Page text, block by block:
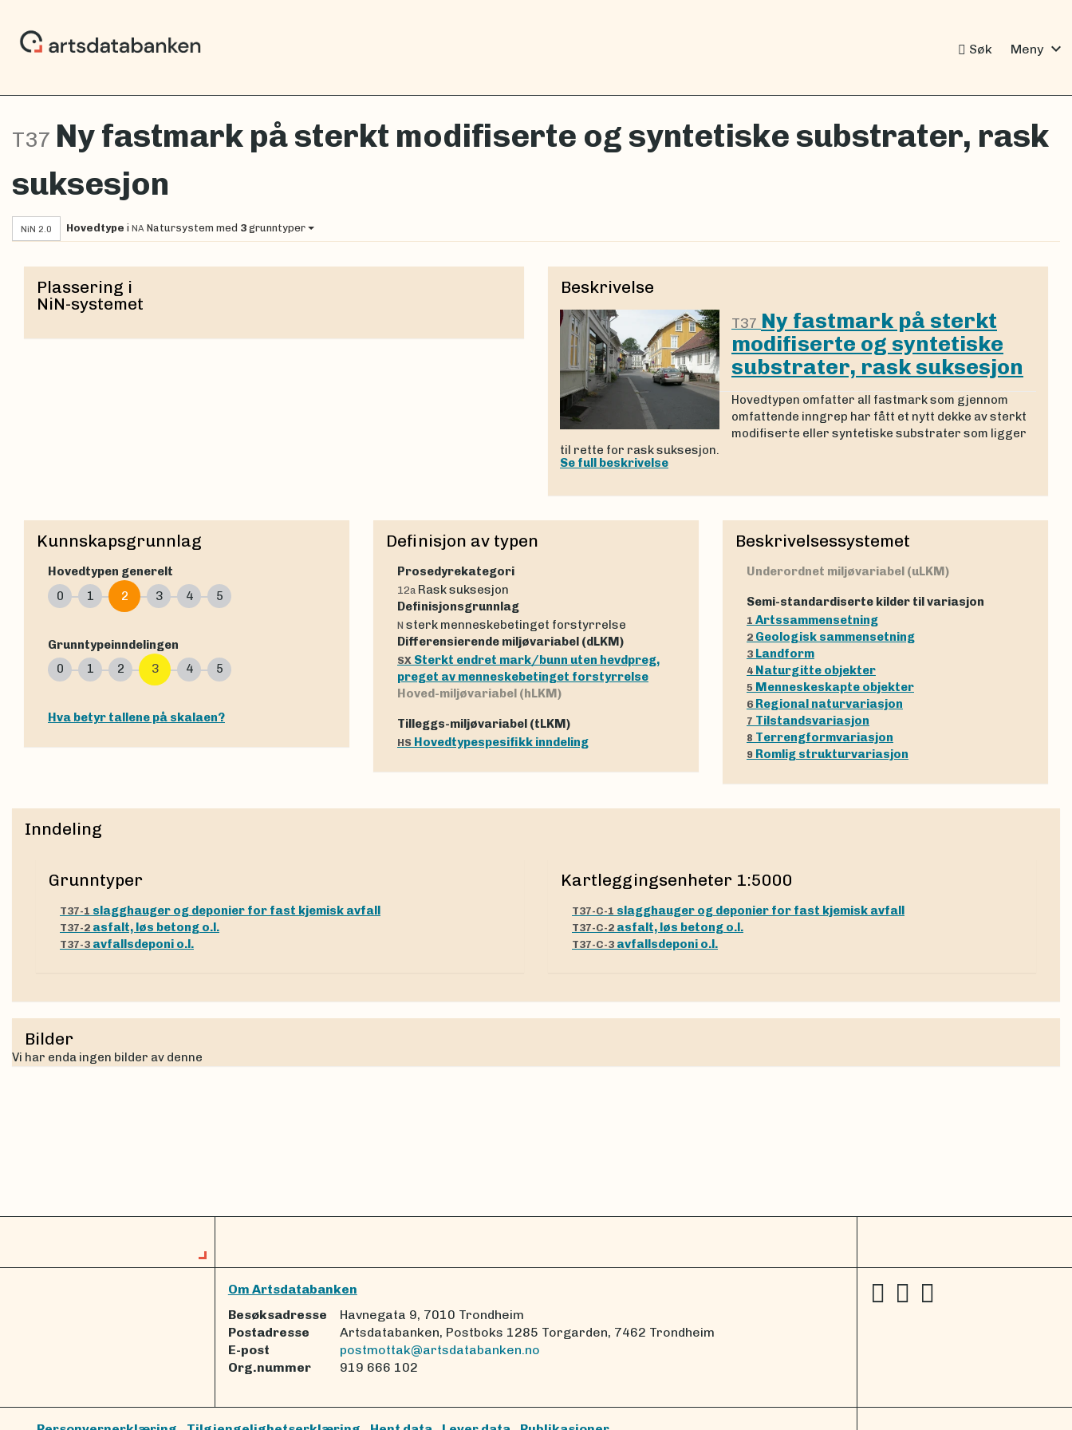
Søk Meny expand_more
T37 Ny fastmark på sterkt modifiserte og syntetiske substrater, rask
suksesjon
NiN 2.0 Hovedtype i NA Natursystem med 3 grunntyper
Plassering i
NiN-systemet
Beskrivelse
T37 Ny fastmark på sterkt
modifiserte og syntetiske
substrater, rask suksesjon
Hovedtypen omfatter all fastmark som gjennom
omfattende inngrep har fått et nytt dekke av sterkt
modifiserte eller syntetiske substrater som ligger
til rette for rask suksesjon.
Se full beskrivelse
Kunnskapsgrunnlag
Hovedtypen generelt
0
1 2 3 4 5
Grunntypeinndelingen
0
1 2 3 4 5
Hva betyr tallene på skalaen?
Definisjon av typen
Prosedyrekategori
12a Rask suksesjon
Definisjonsgrunnlag
N sterk menneskebetinget forstyrrelse
Differensierende miljøvariabel (dLKM)
SX Sterkt endret mark/bunn uten hevdpreg,
preget av menneskebetinget forstyrrelse
Hoved-miljøvariabel (hLKM)
Tilleggs-miljøvariabel (tLKM)
HS Hovedtypespesifikk inndeling
Beskrivelsessystemet
Underordnet miljøvariabel (uLKM)
Semi-standardiserte kilder til variasjon
1 Artssammensetning
2 Geologisk sammensetning
3 Landform
4 Naturgitte objekter
5 Menneskeskapte objekter
6 Regional naturvariasjon
7 Tilstandsvariasjon
8 Terrengformvariasjon
9 Romlig strukturvariasjon
Inndeling
Grunntyper
T37-1 slagghauger og deponier for fast kjemisk avfall
T37-2 asfalt, løs betong o.l.
T37-3 avfallsdeponi o.l.
Kartleggingsenheter 1:5000
T37-C-1 slagghauger og deponier for fast kjemisk avfall
T37-C-2 asfalt, løs betong o.l.
T37-C-3 avfallsdeponi o.l.
Bilder
Vi har enda ingen bilder av denne
Om Artsdatabanken
Besøksadresse
Havnegata 9, 7010 Trondheim
Postadresse
Artsdatabanken, Postboks 1285 Torgarden, 7462 Trondheim
E-post
postmottak@artsdatabanken.no
Org.nummer
919 666 102